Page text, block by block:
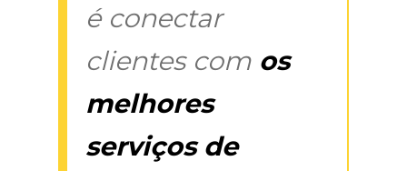
é conectar
clientes com os
melhores
serviços de